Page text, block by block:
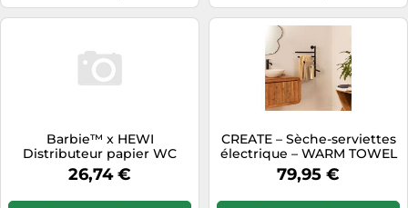
Barbie™ x HEWI
Distributeur papier WC
B477.002
26,74 €
CREATE – Sèche-serviettes
électrique – WARM TOWEL
MINIMAL – 80W, barres
pivotantes à 180° – Noir
79,95 €